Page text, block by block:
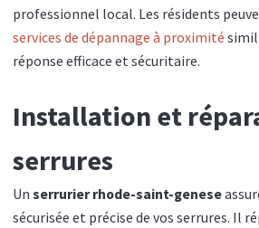
professionnel local. Les résidents
services de dépannage à proximité
réponse efficace et sécuritaire.
Installation et
serrures
Un serrurier rhode-saint-genese
sécurisée et précise de vos serrures. Il